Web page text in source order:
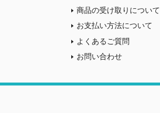
商品の受け取りについて
お支払い方法について
よくあるご質問
お問い合わせ